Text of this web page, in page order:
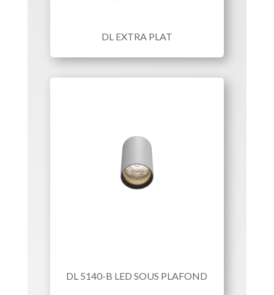
DL EXTRA PLAT
DL 5140-B LED SOUS PLAFOND